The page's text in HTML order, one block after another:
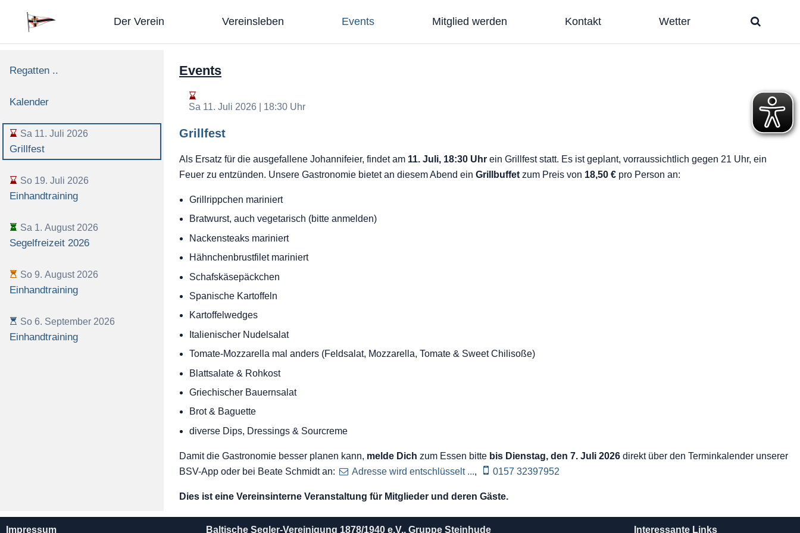
Der Verein Vereinsleben Events Mitglied werden Kontakt Wetter
Regatten ..
Kalender
Sa 11. Juli 2026
Grillfest
So 19. Juli 2026
Einhandtraining
Sa 1. August 2026
Segelfreizeit 2026
So 9. August 2026
Einhandtraining
So 6. September 2026
Einhandtraining
Events
Sa 11. Juli 2026 | 18:30 Uhr
Grillfest
Als Ersatz für die ausgefallene Johannifeier, findet am 11. Juli, 18:30 Uhr ein Grillfest statt. Es ist geplant, vorraussichtlich gegen 21 Uhr, ein
Feuer zu entzünden. Unsere Gastronomie bietet an diesem Abend ein Grillbuffet zum Preis von 18,50 € pro Person an:
Grillrippchen mariniert
Bratwurst, auch vegetarisch (bitte anmelden)
Nackensteaks mariniert
Hähnchenbrustfilet mariniert
Schafskäsepäckchen
Spanische Kartoffeln
Kartoffelwedges
Italienischer Nudelsalat
Tomate-Mozzarella mal anders (Feldsalat, Mozzarella, Tomate & Sweet Chilisoße)
Blattsalate & Rohkost
Griechischer Bauernsalat
Brot & Baguette
diverse Dips, Dressings & Sourcreme
Damit die Gastronomie besser planen kann, melde Dich zum Essen bitte bis Dienstag, den 7. Juli 2026 direkt über den Terminkalender unserer
BSV-App oder bei Beate Schmidt an:
Adresse wird entschlüsselt ..., 0157 32397952
Dies ist eine Vereinsinterne Veranstaltung für Mitglieder und deren Gäste.
Impressum Baltische Segler-Vereinigung 1878/1940 e.V., Gruppe Steinhude Interessante Links